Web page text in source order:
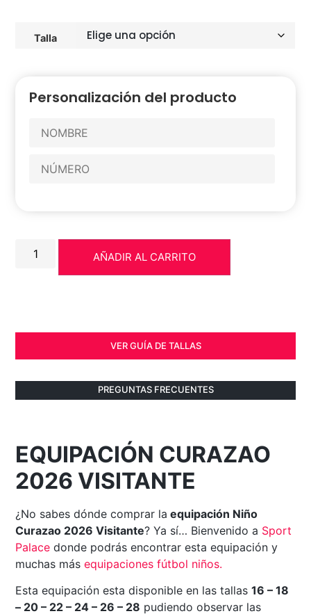
Talla
Personalización del producto
AÑADIR AL CARRITO
VER GUÍA DE TALLAS
PREGUNTAS FRECUENTES
EQUIPACIÓN CURAZAO
2026 VISITANTE
¿No sabes dónde comprar la equipación Niño
Curazao 2026 Visitante? Ya sí… Bienvenido a Sport
Palace donde podrás encontrar esta equipación y
muchas másequipaciones fútbol niños.
Esta equipación esta disponible en las tallas16 – 18
– 20 – 22 – 24 – 26 – 28 pudiendo observar las